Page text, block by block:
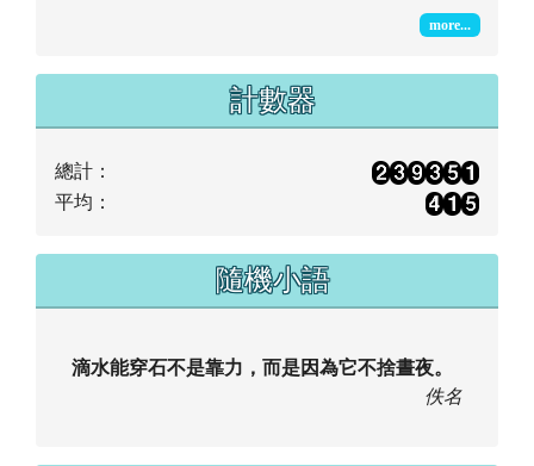
more...
計數器
總計：
平均：
隨機小語
滴水能穿石不是靠力，而是因為它不捨晝夜。
佚名